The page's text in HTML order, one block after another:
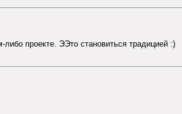
проекте. ЭЭто становиться традицией :)